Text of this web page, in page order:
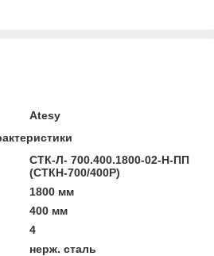
Atesy
СТК-Л- 700.400.1800-02-Н-ПП
(СТКН-700/400Р)
1800 мм
400 мм
4
нерж. сталь